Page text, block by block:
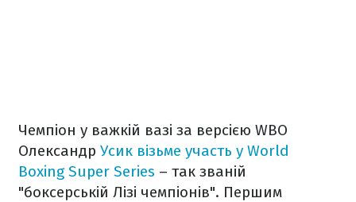
Чемпіон у важкій вазі за версією WBO
Олександр Усик візьме участь у World
Boxing Super Series – так званій
"боксерській Лізі чемпіонів". Першим